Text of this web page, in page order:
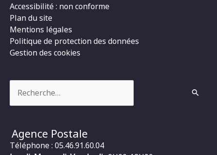
Accessibilité : non conforme
Plan du site
Mentions légales
Politique de protection des données
Gestion des cookies
Agence Postale
Téléphone : 05.46.91.60.04